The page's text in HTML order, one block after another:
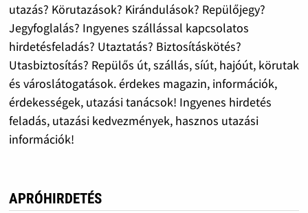
utazás? Körutazások? Kirándulások? Repülőjegy?
Jegyfoglalás? Ingyenes szállással kapcsolatos
hirdetésfeladás? Utaztatás? Biztosításkötés?
Utasbiztosítás? Repülős út, szállás, síút, hajóút, körutak
és városlátogatások. érdekes magazin, információk,
érdekességek, utazási tanácsok! Ingyenes hirdetés
feladás, utazási kedvezmények, hasznos utazási
információk!
APRÓHIRDETÉS